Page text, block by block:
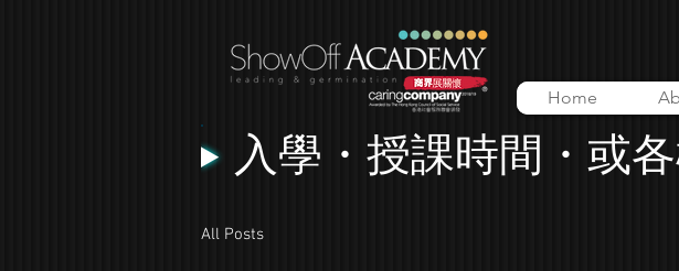
Home
入學・授課時間・或
All Posts